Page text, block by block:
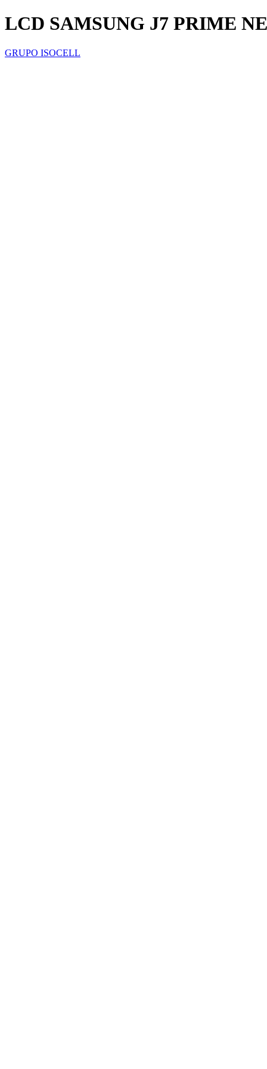
LCD SAMSUNG J7 PRIME
GRUPO ISOCELL